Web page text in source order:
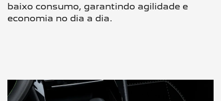
baixo consumo, garantindo agilidade e
economia no dia a dia.